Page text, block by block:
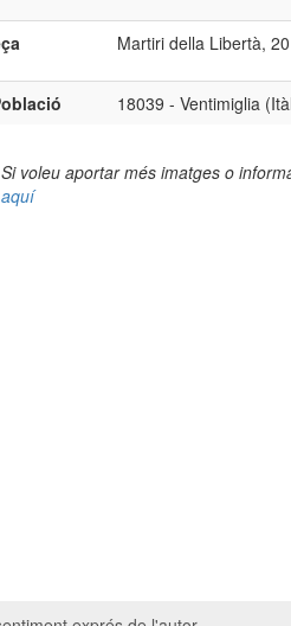
Martiri della Libertà, 20
18039 - Ventimiglia
Si voleu aportar més imatges o
aquí